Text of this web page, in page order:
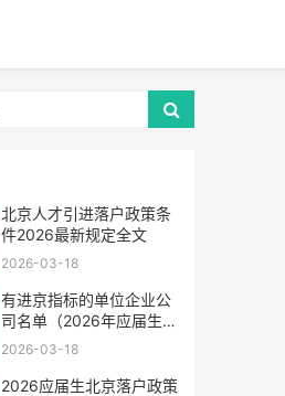
北京人才引进落户政策条
件2026最新规定全文
2026-03-18
有进京指标的单位企业公
司名单（2026年应届生留
学生）
2026-03-18
2026应届生北京落户政策